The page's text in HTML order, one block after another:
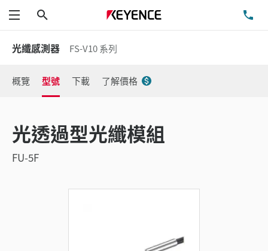
功能表
光纖感測器 FS-V10 系列
概覽 型號 下載 了解價格
光透過型光纖模組
FU-5F